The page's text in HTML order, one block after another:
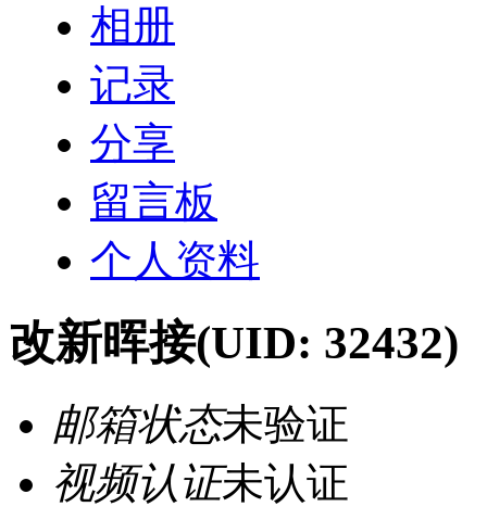
相册
记录
分享
留言板
个人资料
改新晖接(UID: 32432)
邮箱状态未验证
视频认证未认证